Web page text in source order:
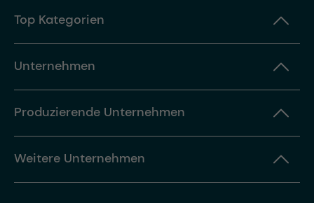
Top Kategorien
Unternehmen
Produzierende Unternehmen
Weitere Unternehmen